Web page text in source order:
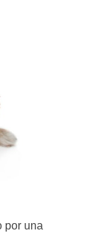
por una